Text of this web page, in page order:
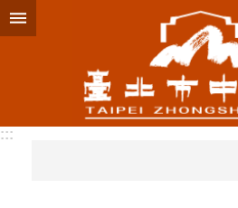
跳到主要內容區塊
:::